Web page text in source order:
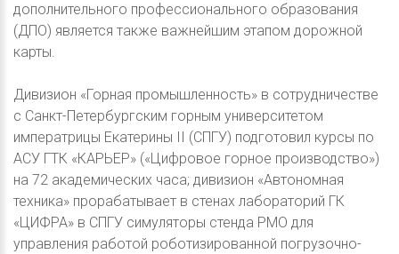
дополнительного профессионального образования
(ДПО) является также важнейшим этапом дорожной
карты.
Дивизион «Горная промышленность» в сотрудничестве
с Санкт-Петербургским горным университетом
императрицы Екатерины II (СПГУ) подготовил курсы по
АСУ ГТК «КАРЬЕР» («Цифровое горное производство»)
на 72 академических часа; дивизион «Автономная
техника» прорабатывает в стенах лабораторий ГК
«ЦИФРА» в СПГУ симуляторы стенда РМО для
управления работой роботизированной погрузочно-